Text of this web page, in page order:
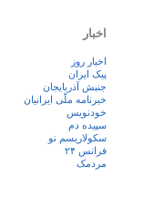
اخبار
اخبار روز
پيک ايران
جنبش آذربایجان
خبرنامه ملّی ایرانیان
خودنویس
سپیده دم
سکولاریسم نو
فرانس ۲۴
مردمک